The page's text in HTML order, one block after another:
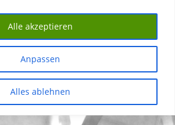
Anpassen
Alles ablehnen
Alle akzeptieren
MENÜ